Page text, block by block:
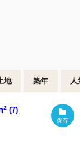
地 築年 人
(7)